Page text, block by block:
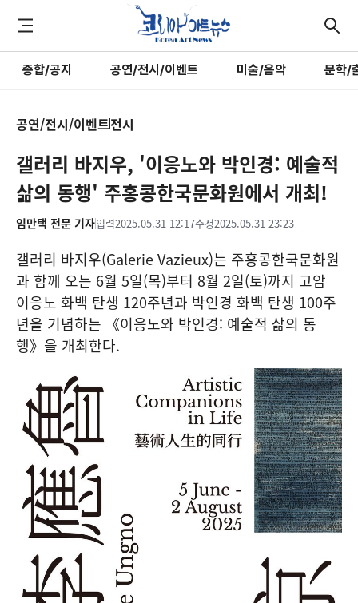
종합/공지 공연/전시/이벤트 미술/음악 문학/
공연/전시/이벤트전시
갤러리 바지우, '이응노와 박인경: 예술적
삶의 동행' 주홍콩한국문화원에서 개최!
임만택 전문 기자입력2025.05.31 12:17수정2025.05.31 23:23
갤러리 바지우(Galerie Vazieux)는 주홍콩한국문화원
과 함께 오는 6월 5일(목)부터 8월 2일(토)까지 고암
이응노 화백 탄생 120주년과 박인경 화백 탄생 100주
년을 기념하는 《이응노와 박인경: 예술적 삶의 동
행》을 개최한다.